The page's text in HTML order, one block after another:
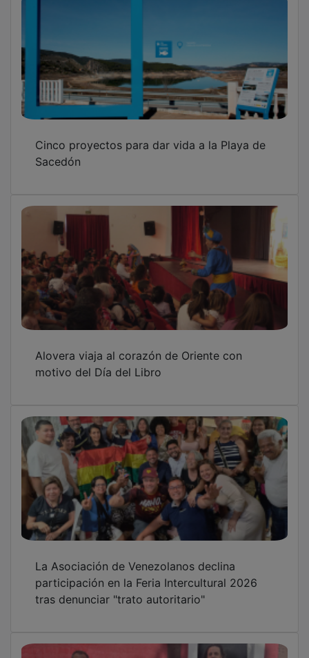
Sacedón
motivo del Día del Libro
participación en la Feria Intercultural 2026
tras denunciar "trato autoritario"